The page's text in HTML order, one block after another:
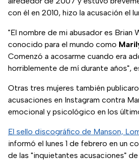
con él en 2010, hizo la acusación el
"El nombre de mi abusador es Brian
conocido para el mundo como
Comenzó a acosarme cuando era
horriblemente de mí durante años",
Otras tres mujeres también
acusaciones en Instagram contra
emocional y psicológico en los
El sello discográfico de Manson,
informó el lunes 1 de febrero en un
de las "inquietantes acusaciones"